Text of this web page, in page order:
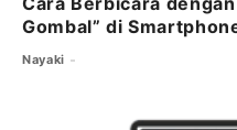
Gombal” di
Nayaki